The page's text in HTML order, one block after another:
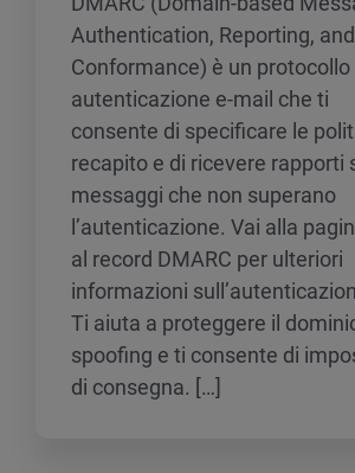
Authentication, Reporting, and
Conformance) è un protocollo
autenticazione e-mail che ti
consente di specificare le
recapito e di ricevere rapporti
messaggi che non superano
l’autenticazione. Vai alla
al record DMARC per ulteriori
informazioni
Ti aiuta a proteggere il
spoofing e ti consente di
di consegna. […]